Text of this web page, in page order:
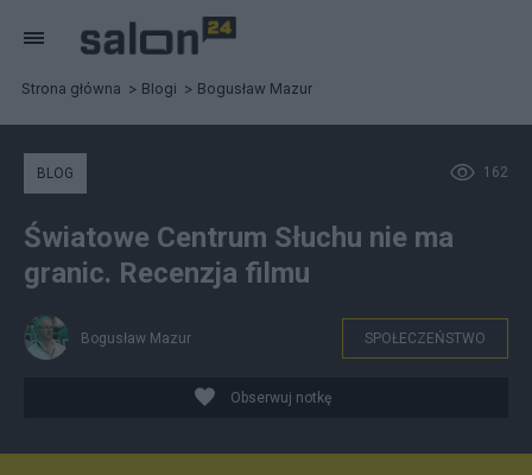
Strona główna Blogi Bogusław Mazur
162
BLOG
Światowe Centrum Słuchu nie ma
granic. Recenzja filmu
Bogusław Mazur SPOŁECZEŃSTWO
Obserwuj notkę